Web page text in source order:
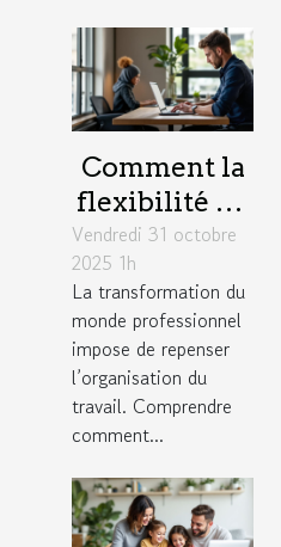
Comment la
flexibilité du
travail
influence la
productivité
des équipes ?
Vendredi 31 octobre
2025 1h
La transformation du
monde professionnel
impose de repenser
l’organisation du
travail. Comprendre
comment...